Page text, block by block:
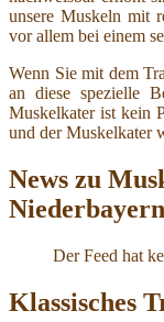
unsere Muskeln mit
vor allem bei einem
Wenn Sie mit dem
an diese spezielle
Muskelkater ist kein
und der Muskelkater
News zu
Niederbayern
Der Feed hat
Klassisches